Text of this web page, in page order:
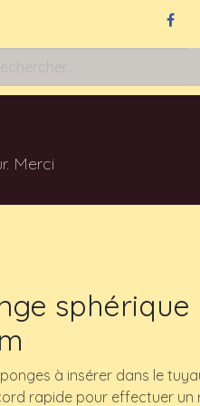
Merci
à insérer dans le
rapide pour effectuer